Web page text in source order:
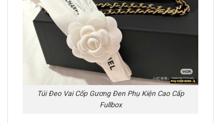
Túi Đeo Vai Cốp Gương Đen Phụ Kiện Cao Cấp
Fullbox